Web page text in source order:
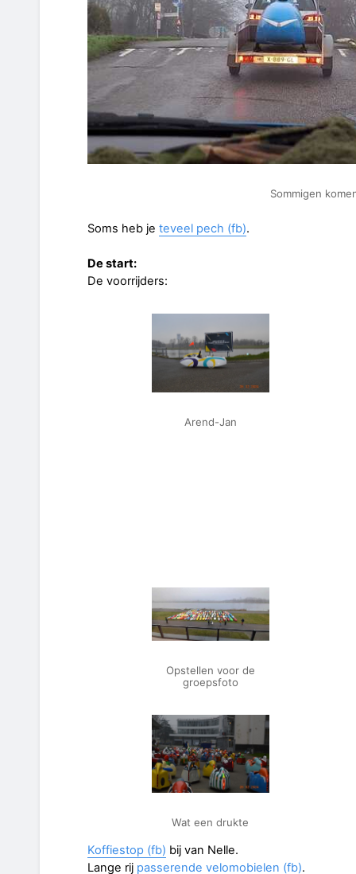
Sommigen
Soms heb je teveel pech (fb).
De start:
De voorrijders:
Arend-Jan
Opstellen voor de
groepsfoto
Wat een drukte
Koffiestop (fb) bij van Nelle.
Lange rij passerende velomobielen (fb).